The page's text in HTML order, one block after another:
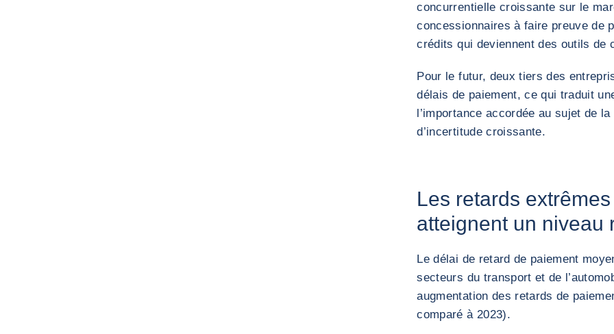
concurrentielle croissante sur le
concessionnaires à faire preuve de
crédits qui deviennent des outils de
Pour le futur, deux tiers des
délais de paiement, ce qui traduit
l’importance accordée au sujet de
d’incertitude croissante.
Les retards
atteignent un niveau
Le délai de retard de paiement
secteurs du transport et de
augmentation des retards de
comparé à 2023).